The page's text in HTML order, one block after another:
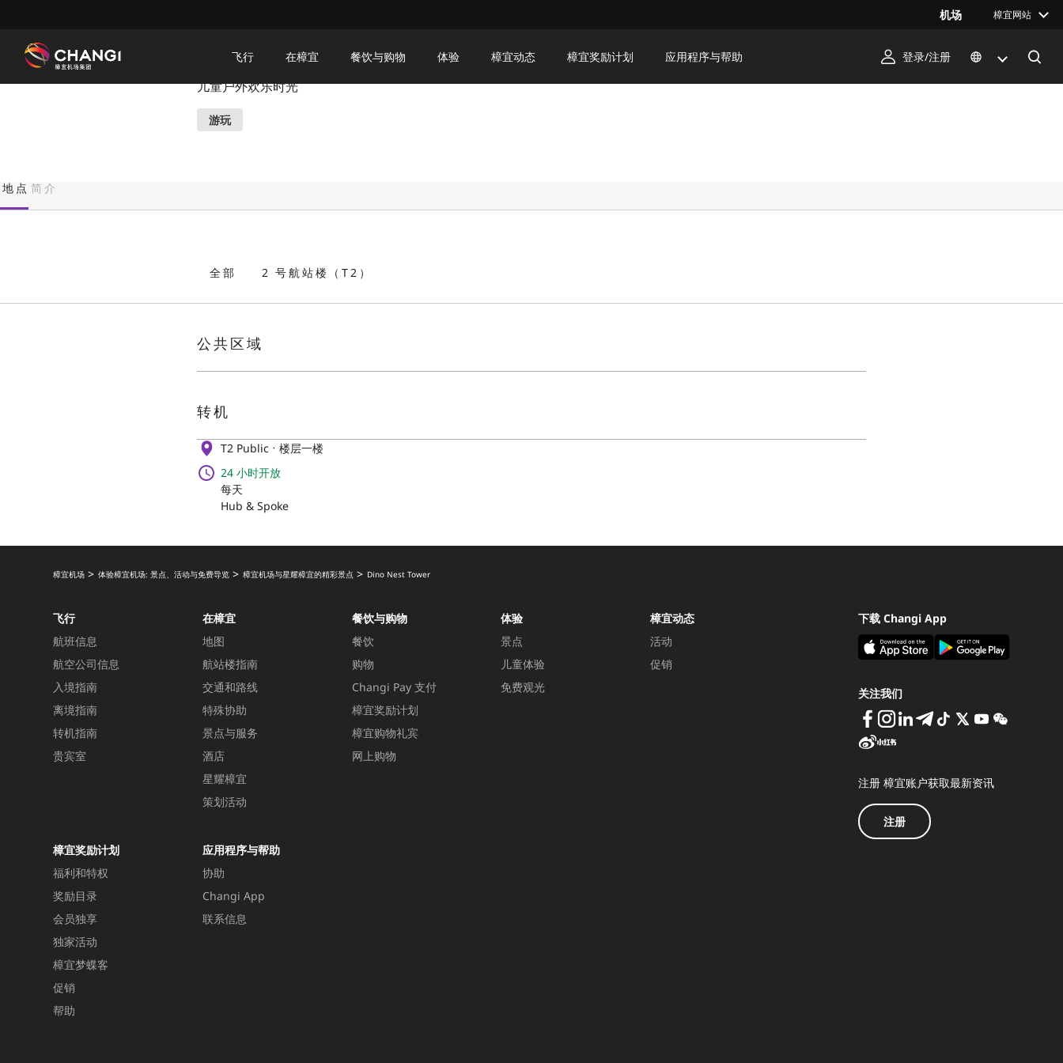
机场 樟宜网站
飞行 在樟宜 餐饮与购物 体验 樟宜动态 樟宜奖励计划 应用程序与帮助 登录/注册
站:
Dino Nest Tower
儿童户外欢乐时光
游玩
地点 简介
全部 2 号航站楼（T2）
公共区域
转机
T2 Public
楼层一楼
24 小时开放
每天
Hub & Spoke
樟宜机场 体验樟宜机场: 景点、活动与免费导览 樟宜机场与星耀樟宜的精彩景点 Dino Nest Tower
飞行
航班信息
航空公司信息
入境指南
离境指南
转机指南
贵宾室
在樟宜
地图
航站楼指南
交通和路线
特殊协助
景点与服务
酒店
星耀樟宜
策划活动
餐饮与购物
餐饮
购物
Changi Pay 支付
樟宜奖励计划
樟宜购物礼宾
网上购物
体验
景点
儿童体验
免费观光
樟宜动态
活动
促销
樟宜奖励计划
福利和特权
奖励目录
会员独享
独家活动
樟宜梦蝶客
促销
帮助
应用程序与帮助
协助
Changi App
联系信息
下载 Changi App
关注我们
注册 樟宜账户获取最新资讯
注册